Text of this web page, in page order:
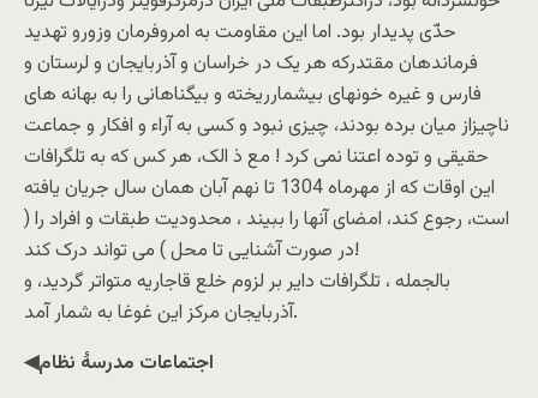
حدّی پدیدار بود. اما این مقاومت به امروفرمان وزورو تهدید
فرماندهان مقتدرکه هر یک در خراسان و آذربایجان و لرستان و
فارس و غیره خونهای بیشمارریخته و بیگناهانی را به بهانه های
ناچیزاز میان برده بودند، چیزی نبود و کسی به آراء و افکار و جماعت
حقیقی و توده اعتنا نمی کرد ! مع ذ الک، هر کس که به تلگرافات
این اوقات که از مهرماه 1304 تا نهم آبان همان سال جریان یافته
است، رجوع کند، امضای آنها را ببیند ، محدودیت طبقات و افراد را (
در صورت آشنایی تا محل ) می تواند درک کند!
بالجمله ، تلگرافات دایر بر لزوم خلع قاجاریه متواتر گردید، و
آذربایجان مرکز این غوغا به شمار آمد.
◀اجتماعات مدرسۀ نظام